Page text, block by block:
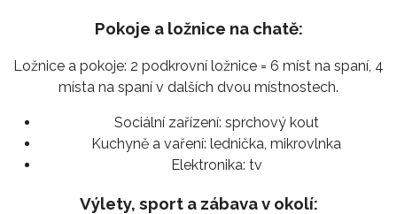
Pokoje a ložnice na chatě:
Ložnice a pokoje: 2 podkrovní ložnice = 6 míst na spaní, 4
místa na spaní v dalších dvou místnostech.
Sociální zařízení: sprchový kout
Kuchyně a vaření: lednička, mikrovlnka
Elektronika: tv
Výlety, sport a zábava v okolí: